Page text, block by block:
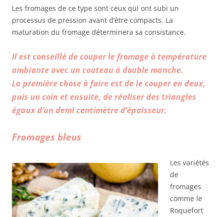
Les fromages de ce type sont ceux qui ont subi un
processus de pression avant d’être compacts. La
maturation du fromage déterminera sa consistance.
Il est conseillé de couper le fromage à température
ambiante avec un couteau à double manche.
La première chose à faire est de le couper en deux,
puis un coin et ensuite, de réaliser des triangles
égaux d’un demi centimètre d’épaisseur.
Fromages bleus
Les variétés
de
fromages
comme le
Roquefort